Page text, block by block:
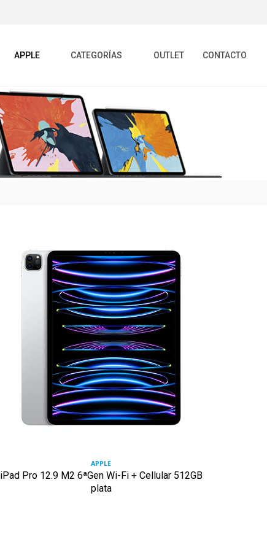
APPLE CATEGORÍAS OUTLET CONTACTO
APPLE
iPad Pro 12.9 M2 6ªGen Wi-Fi + Cellular 512GB
plata